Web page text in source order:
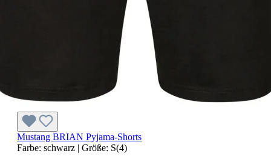
Mustang BRIAN Pyjama-Shorts
Farbe: schwarz | Größe: S(4)